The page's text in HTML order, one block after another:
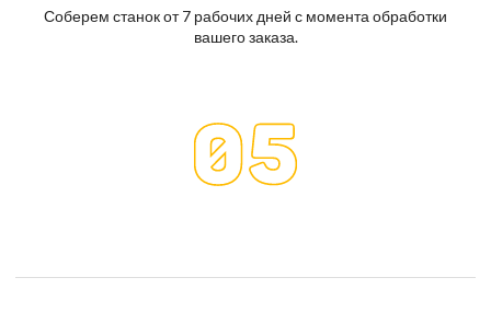
Соберем станок от 7 рабочих дней с момента обработки
вашего заказа.